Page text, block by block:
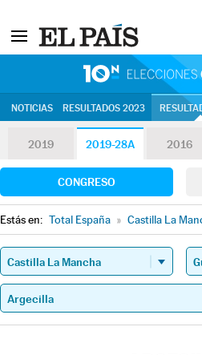
NOTICIAS RESULTADOS 2023
2019 2019-28A 2016
CONGRESO
Estás en: Total España » Castilla La